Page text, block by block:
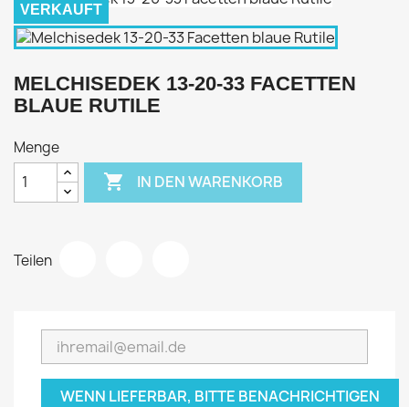
VERKAUFT
MELCHISEDEK 13-20-33 FACETTEN
BLAUE RUTILE
Menge
 IN DEN WARENKORB
Teilen
WENN LIEFERBAR, BITTE BENACHRICHTIGEN